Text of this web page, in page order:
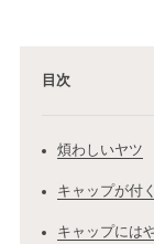
目次
煩わしいヤツ
キャップが付
キャップには